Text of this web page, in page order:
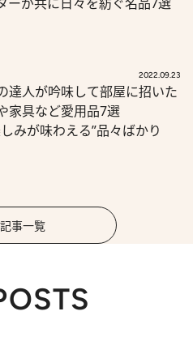
2022.09.23
達人が吟味して部屋に招いた
家具など愛用品7選
みが味わえる”品々ばかり
事一覧